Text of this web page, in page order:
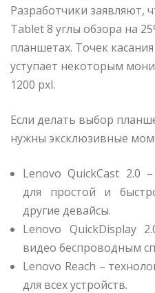
Разработчики заявляют,
Tablet 8 углы обзора на
планшетах. Точек
уступает некоторым
1200 pxl.
Если делать выбор
нужны эксклюзивные
Lenovo QuickCast 2.0
для простой и
другие девайсы.
Lenovo QuickDisplay
видео беспроводным
Lenovo Reach –
для всех устройств.